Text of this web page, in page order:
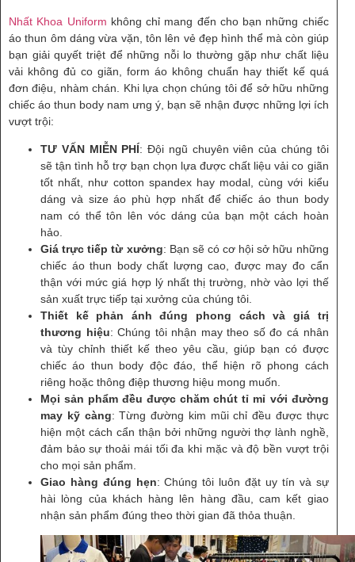
Nhất Khoa Uniform không chỉ mang đến cho bạn những chiếc
áo thun ôm dáng vừa vặn, tôn lên vẻ đẹp hình thể mà còn giúp
bạn giải quyết triệt để những nỗi lo thường gặp như chất liệu
vải không đủ co giãn, form áo không chuẩn hay thiết kế quá
đơn điệu, nhàm chán. Khi lựa chọn chúng tôi để sở hữu những
chiếc áo thun body nam ưng ý, bạn sẽ nhận được những lợi ích
vượt trội:
TƯ VẤN MIỄN PHÍ: Đội ngũ chuyên viên của chúng tôi
sẽ tận tình hỗ trợ bạn chọn lựa được chất liệu vải co giãn
tốt nhất, như cotton spandex hay modal, cùng với kiểu
dáng và size áo phù hợp nhất để chiếc áo thun body
nam có thể tôn lên vóc dáng của bạn một cách hoàn
hảo.
Giá trực tiếp từ xưởng: Bạn sẽ có cơ hội sở hữu những
chiếc áo thun body chất lượng cao, được may đo cẩn
thận với mức giá hợp lý nhất thị trường, nhờ vào lợi thế
sản xuất trực tiếp tại xưởng của chúng tôi.
Thiết kế phản ánh đúng phong cách và giá trị
thương hiệu: Chúng tôi nhận may theo số đo cá nhân
và tùy chỉnh thiết kế theo yêu cầu, giúp bạn có được
chiếc áo thun body độc đáo, thể hiện rõ phong cách
riêng hoặc thông điệp thương hiệu mong muốn.
Mọi sản phẩm đều được chăm chút tỉ mỉ với đường
may kỹ càng: Từng đường kim mũi chỉ đều được thực
hiện một cách cẩn thận bởi những người thợ lành nghề,
đảm bảo sự thoải mái tối đa khi mặc và độ bền vượt trội
cho mọi sản phẩm.
Giao hàng đúng hẹn: Chúng tôi luôn đặt uy tín và sự
hài lòng của khách hàng lên hàng đầu, cam kết giao
nhận sản phẩm đúng theo thời gian đã thỏa thuận.